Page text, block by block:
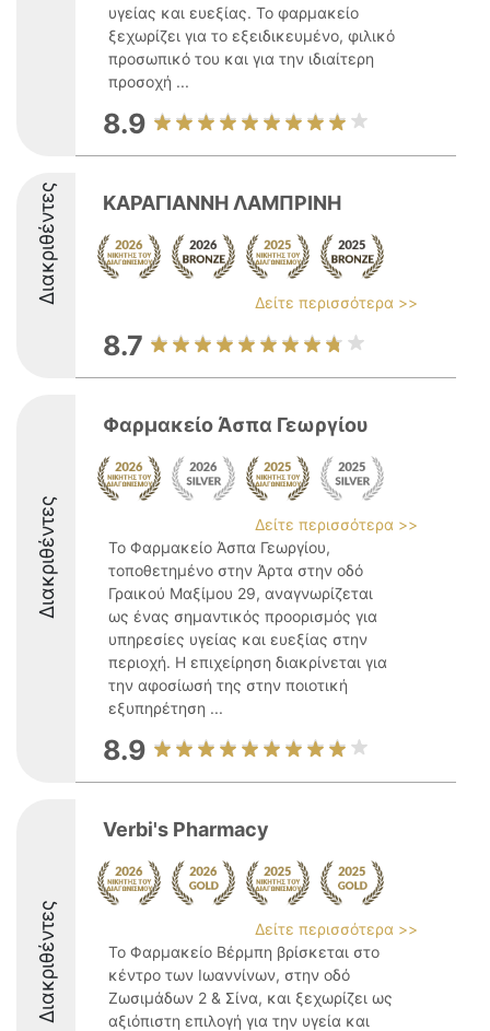
υγείας και ευεξίας. Το φαρμακείο
ξεχωρίζει για το εξειδικευμένο, φιλικό
προσωπικό του και για την ιδιαίτερη
προσοχή ...
8.9
Διακριθέντες ΚΑΡΑΓΙΑΝΝΗ ΛΑΜΠΡΙΝΗ
Δείτε περισσότερα >>
8.7
Διακριθέντες
Φαρμακείο Άσπα Γεωργίου
Δείτε περισσότερα >>
Το Φαρμακείο Άσπα Γεωργίου,
τοποθετημένο στην Άρτα στην οδό
Γραικού Μαξίμου 29, αναγνωρίζεται
ως ένας σημαντικός προορισμός για
υπηρεσίες υγείας και ευεξίας στην
περιοχή. Η επιχείρηση διακρίνεται για
την αφοσίωσή της στην ποιοτική
εξυπηρέτηση ...
8.9
Διακριθέντες
Verbi's Pharmacy
Δείτε περισσότερα >>
Το Φαρμακείο Βέρμπη βρίσκεται στο
κέντρο των Ιωαννίνων, στην οδό
Ζωσιμάδων 2 & Σίνα, και ξεχωρίζει ως
αξιόπιστη επιλογή για την υγεία και